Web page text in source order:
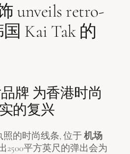
unveils retro-
Kai Tak 的
牌 为香港时尚
的复兴
照的时尚线条, 位于机场
2500平方英尺的弹出会为